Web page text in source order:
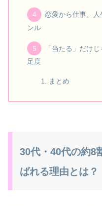
恋愛から仕事、
ンル
「当たる」だけ
足度
まとめ
30代・40代の約8
ばれる理由とは？